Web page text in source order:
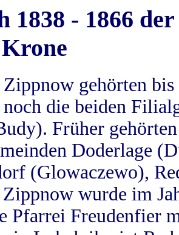
1838 - 1866
gehörten
die beiden
Früher
Doderlage
(Glowaczewo),
wurde im
Pfarrei Freudenfier